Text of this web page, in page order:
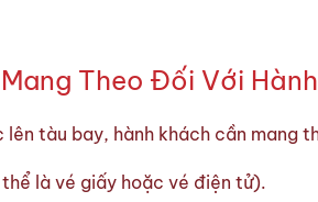
Theo Đối Với
tàu bay, hành khách cần mang
là vé giấy hoặc vé điện tử).